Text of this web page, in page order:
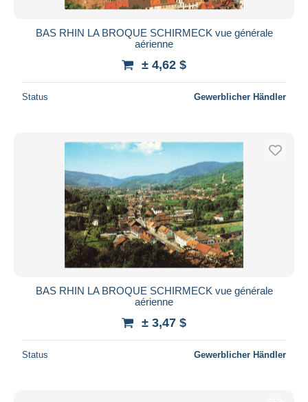
BAS RHIN LA BROQUE SCHIRMECK vue générale
aérienne
± 4,62 $
Status Gewerblicher Händler
BAS RHIN LA BROQUE SCHIRMECK vue générale
aérienne
± 3,47 $
Status Gewerblicher Händler